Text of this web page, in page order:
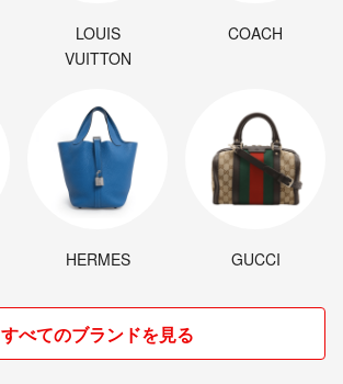
LOUIS
VUITTON
COACH
HERMES GUCCI
すべてのブランドを見る